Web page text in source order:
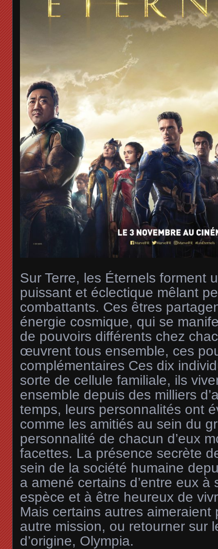
Sur Terre, les Éternels forment
puissant et éclectique mêlant
combattants. Ces êtres
énergie cosmique, qui se
de pouvoirs différents chez
œuvrent tous ensemble, ces
complémentaires Ces dix
sorte de cellule familiale, ils
ensemble depuis des milliers
temps, leurs personnalités ont
comme les amitiés au sein du
personnalité de chacun d’eux
facettes. La présence secrète
sein de la société humaine
a amené certains d’entre eux à
espèce et à être heureux de
Mais certains autres aimeraient
autre mission, ou retourner sur
d’origine, Olympia.